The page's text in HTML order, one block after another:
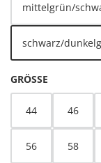
mittelgrün/
schwarz/
GRÖSSE
44 46
56 58